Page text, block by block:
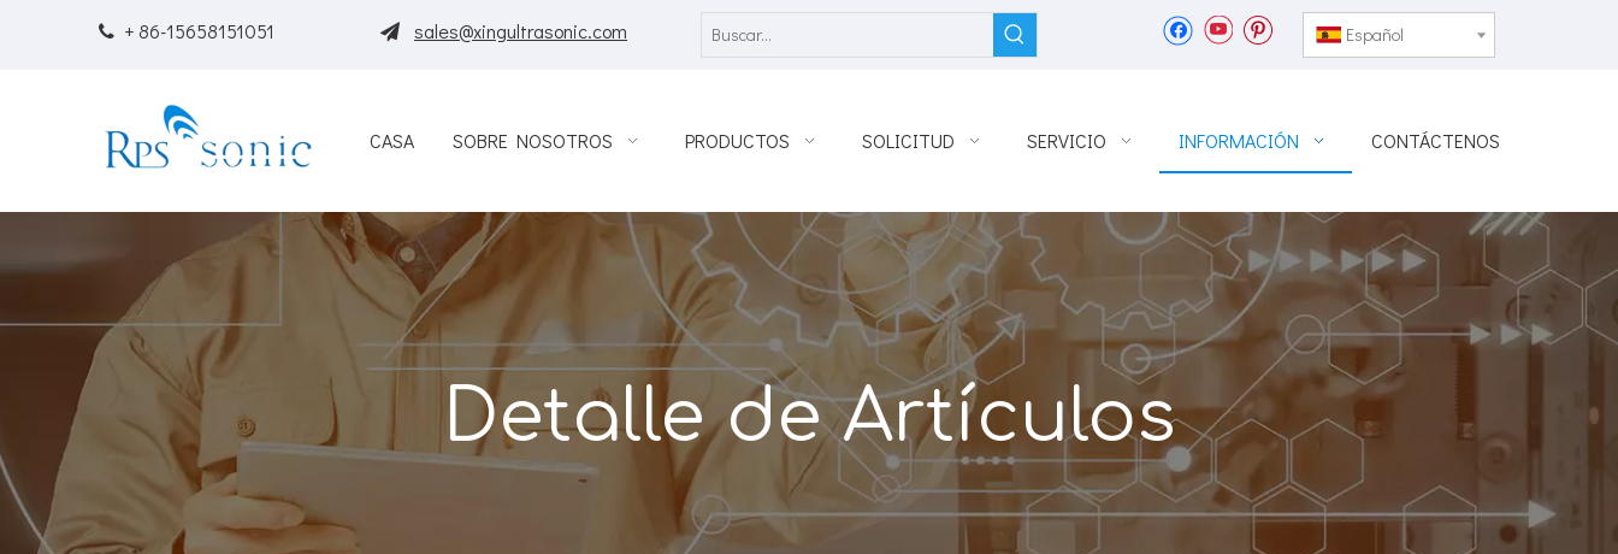
 + 86-15658151051  sales@xingultrasonic.com Español
CASA SOBRE NOSOTROS PRODUCTOS SOLICITUD SERVICIO INFORMACIÓN CONTÁCTENOS
Detalle de Artículos